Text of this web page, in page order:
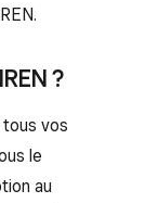
?
vos
le
au